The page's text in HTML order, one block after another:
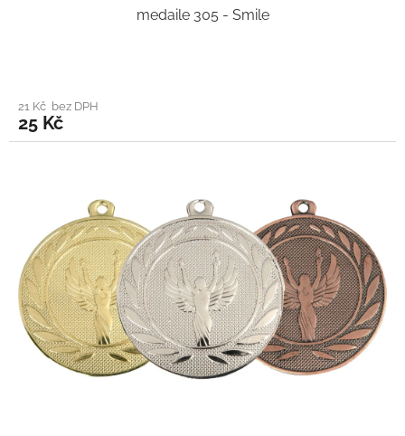
medaile 305 - Smile
21 Kč bez DPH
25 Kč